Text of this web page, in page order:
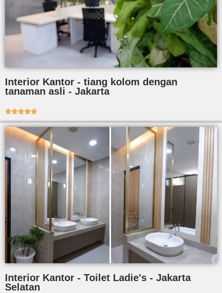
Interior Kantor - tiang kolom dengan
tanaman asli - Jakarta

Interior Kantor - Toilet Ladie's - Jakarta
Selatan